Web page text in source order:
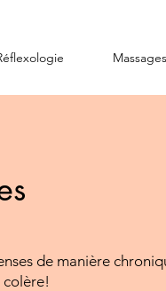
Massages
de manière
colère!